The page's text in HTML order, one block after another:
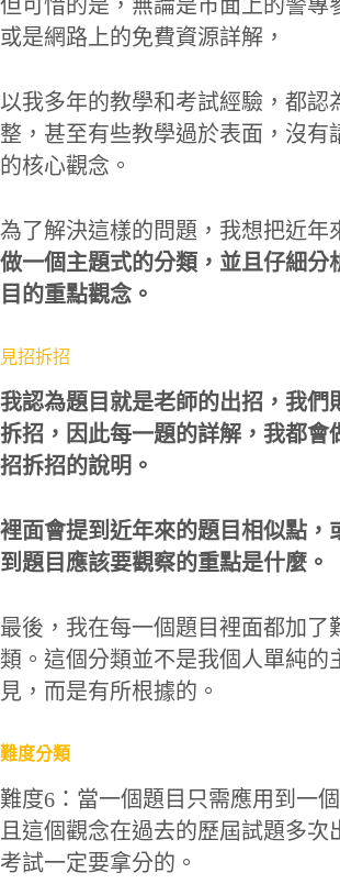
但可惜的是，無論是市面上的警專
或是網路上的免費資源詳解，
以我多年的教學和考試經驗，都認
整，甚至有些教學過於表面，沒有
的核心觀念。
為了解決這樣的問題，我想把近年
做一個主題式的分類，並且仔細分
目的重點觀念。
見招拆招
我認為題目就是老師的出招，我們
拆招，因此每一題的詳解，我都會
招拆招的說明。
裡面會提到近年來的題目相似點，
到題目應該要觀察的重點是什麼。
最後，我在每一個題目裡面都加了
類。這個分類並不是我個人單純的
見，而是有所根據的。
難度分類
難度6：當一個題目只需應用到一
且這個觀念在過去的歷屆試題多次
考試一定要拿分的。